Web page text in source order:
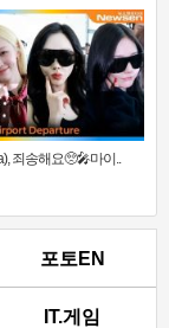
죄송해요🥺🎤마이..
포토EN
IT.게임